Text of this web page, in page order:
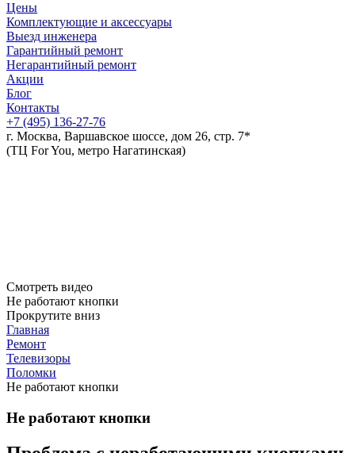
Цены
Комплектующие и аксессуары
Выезд инженера
Гарантийный ремонт
Негарантийный ремонт
Акции
Блог
Контакты
+7 (495) 136-27-76
г. Москва, Варшавское шоссе, дом 26, стр. 7*
(ТЦ For You, метро Нагатинская)
Смотреть видео
Не работают кнопки
Прокрутите вниз
Главная
Ремонт
Телевизоры
Поломки
Не работают кнопки
Не работают кнопки